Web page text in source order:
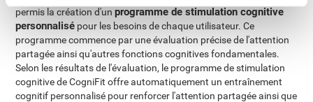
permis la création d'unprogramme de stimulation cognitive
personnalisé pour les besoins de chaque utilisateur. Ce
programme commence par une évaluation précise de l'attention
partagée ainsi qu'autres fonctions cognitives fondamentales.
Selon les résultats de l'évaluation, le programme de stimulation
cognitive de CogniFit offre automatiquement un entraînement
cognitif personnalisé pour renforcer l'attention partagée ainsi que